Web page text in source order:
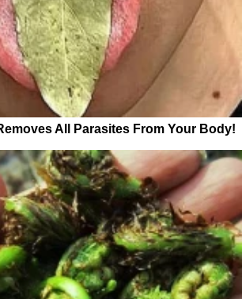
All Parasites From Your Body!